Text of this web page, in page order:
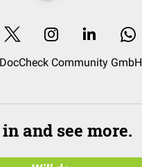
Community GmbH
and see more.